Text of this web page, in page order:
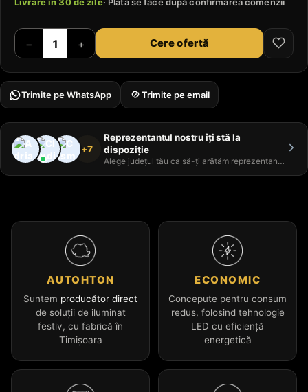
− + Cere ofertă
Trimite pe WhatsApp Trimite pe email
+7
Reprezentantul nostru îți stă la
dispoziție
Alege județul tău ca să-ți arătăm reprezentantul
AUTOHTON
Suntem producător direct
de soluții de iluminat
festiv, cu fabrică în
Timișoara
ECONOMIC
Concepute pentru consum
redus, folosind tehnologie
LED cu eficiență
energetică